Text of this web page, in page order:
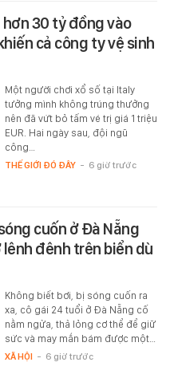
30 tỷ đồng vào
cả công ty vệ sinh
Một người chơi xổ số tại Italy
tưởng mình không trúng thưởng
nên đã vứt bỏ tấm vé trị giá 1 triệu
EUR. Hai ngày sau, đội ngũ
công…
THẾ GIỚI ĐÓ ĐÂY - 6 giờ trước
cuốn ở Đà Nẵng
đênh trên biển dù
Không biết bơi, bị sóng cuốn ra
xa, cô gái 24 tuổi ở Đà Nẵng cố
nằm ngửa, thả lỏng cơ thể để giữ
sức và may mắn bám được một…
XÃ HỘI - 6 giờ trước